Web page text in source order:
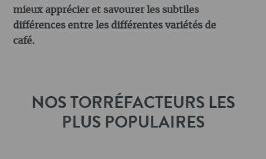
mieux apprécier et savourer les subtiles
différences entre les différentes variétés de
café.
NOS TORRÉFACTEURS LES
PLUS POPULAIRES